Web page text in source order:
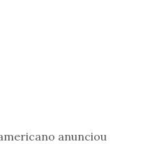
anunciou